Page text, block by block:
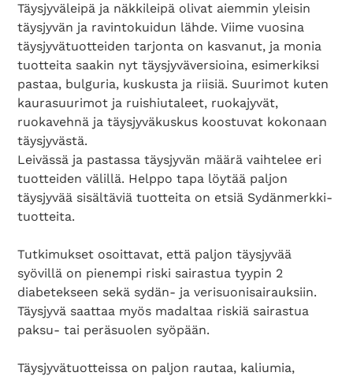
Search Diabetes Wellness Suomi
Täysjyväleipä ja näkkileipä olivat aiemmin yleisin
täysjyvän ja ravintokuidun lähde. Viime vuosina
täysjyvätuotteiden tarjonta on kasvanut, ja monia
tuotteita saakin nyt täysjyväversioina, esimerkiksi
pastaa, bulguria, kuskusta ja riisiä. Suurimot kuten
kaurasuurimot ja ruishiutaleet, ruokajyvät,
ruokavehnä ja täysjyväkuskus koostuvat kokonaan
täysjyvästä.
Leivässä ja pastassa täysjyvän määrä vaihtelee eri
tuotteiden välillä. Helppo tapa löytää paljon
täysjyvää sisältäviä tuotteita on etsiä Sydänmerkki-
tuotteita.
Tutkimukset osoittavat, että paljon täysjyvää
syövillä on pienempi riski sairastua tyypin 2
diabetekseen sekä sydän- ja verisuonisairauksiin.
Täysjyvä saattaa myös madaltaa riskiä sairastua
paksu- tai peräsuolen syöpään.
Täysjyvätuotteissa on paljon rautaa, kaliumia,